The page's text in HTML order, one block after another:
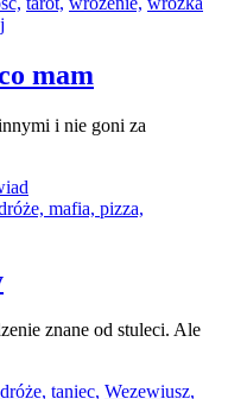
mam
i nie goni za
znane od stuleci. Ale
taniec, Wezewiusz,